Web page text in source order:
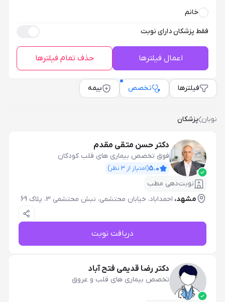
خانم
فقط پزشکان دارای نوبت
اعمال فیلترها حذف تمام فیلترها
فیلترها تخصص بیمه
نوبان پزشکان
دکتر حسن متقی مقدم
فوق تخصص بیماری های قلب کودکان
5.0(امتیاز از 3 نظر)
نوبت‌دهی مطب
مشهد، احمداباد، خیابان محتشمی، نبش محتشمی 3، پلاک 69
دریافت نوبت
دکتر رضا قدیمی فتح آباد
تخصص بیماری های قلب و عروق